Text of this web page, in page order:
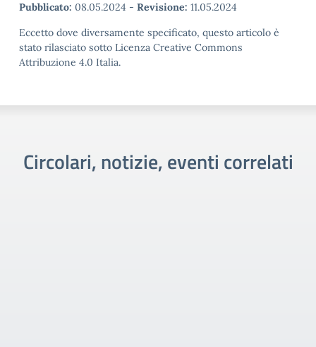
Pubblicato: 08.05.2024 - Revisione: 11.05.2024
Eccetto dove diversamente specificato, questo articolo è
stato rilasciato sotto Licenza Creative Commons
Attribuzione 4.0 Italia.
Circolari, notizie, eventi correlati